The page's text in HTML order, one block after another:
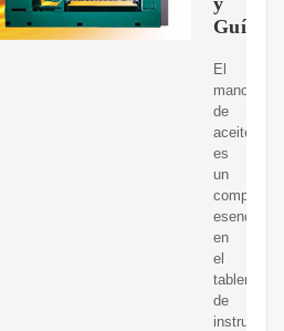
Guía
El
manometro
de
aceite
es
un
esencial
en
el
tablero
de